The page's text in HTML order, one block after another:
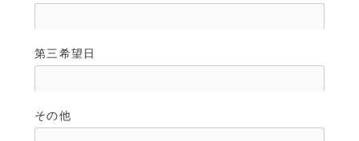
第三希望日
その他